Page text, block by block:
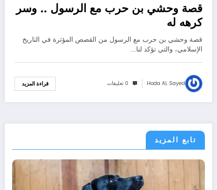
قصة وحشي بن حرب مع الرسول .. وسر
كرهه له
قصة وحشي بن حرب مع الرسول من القصص المؤثرة في التاريخ
الإسلامي، والتي تؤكد لنا…
Hoda AL Sayed 0 تعليقات قراءة المزيد
تابع المزيد